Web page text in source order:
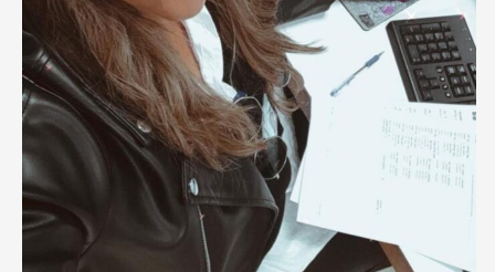
מסע מלחמה
השבוע